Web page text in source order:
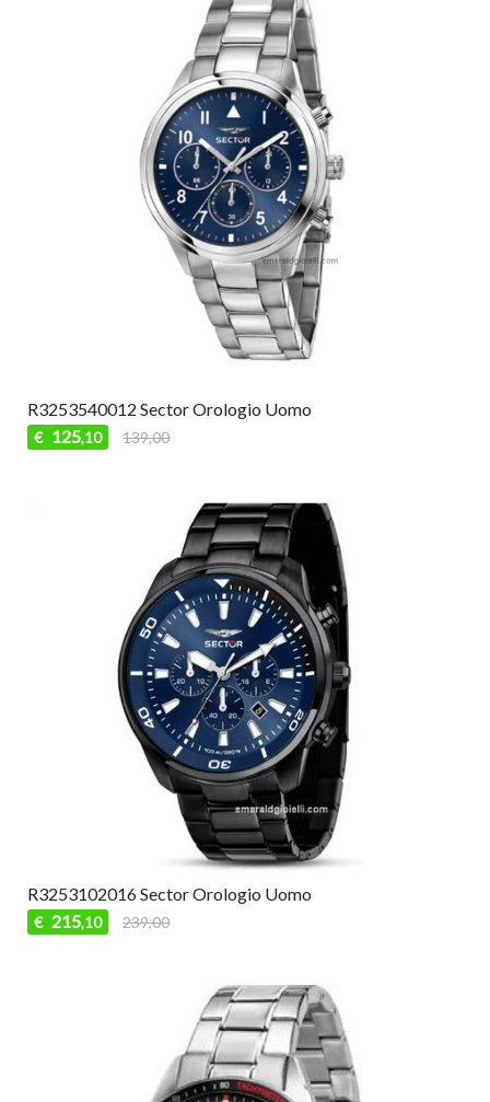
R3253540012 Sector Orologio Uomo
€ 125,10 139,00
R3253102016 Sector Orologio Uomo
€ 215,10 239,00